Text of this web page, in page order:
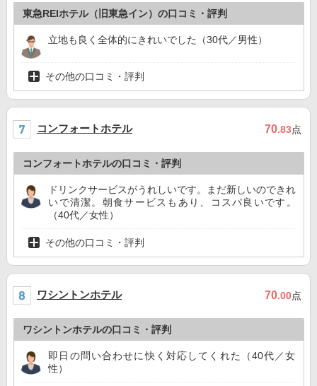
東急REIホテル（旧東急イン）の口コミ・評判
立地も良く全体的にきれいでした（30代／男性）
その他の口コミ・評判
コンフォートホテル 70.83点
コンフォートホテルの口コミ・評判
ドリンクサービスがうれしいです。まだ新しいのできれ
いで清潔。朝食サービスもあり、コスパ良いです。
（40代／女性）
その他の口コミ・評判
ワシントンホテル 70.00点
ワシントンホテルの口コミ・評判
即日の問い合わせに快く対応してくれた（40代／女
性）